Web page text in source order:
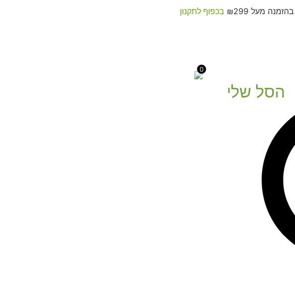
מעל ₪299 בכפוף לתקנון
0
הסל שלי